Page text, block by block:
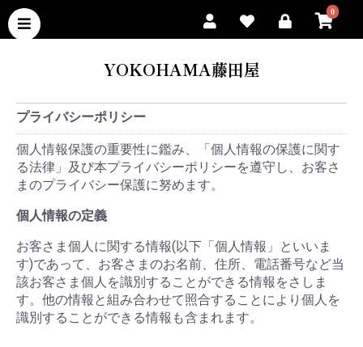
0
YOKOHAMA藤田屋
プライバシーポリシー
個人情報保護の重要性に鑑み、「個人情報の保護に関す
る法律」及び本プライバシーポリシーを遵守し、お客さ
まのプライバシー保護に努めます。
個人情報の定義
お客さま個人に関する情報(以下「個人情報」といいま
す)であって、お客さまのお名前、住所、電話番号など当
該お客さま個人を識別することができる情報をさしま
す。他の情報と組み合わせて照合することにより個人を
識別することができる情報も含まれます。